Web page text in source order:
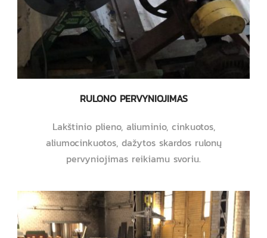
RULONO PERVYNIOJIMAS
Lakštinio plieno, aliuminio, cinkuotos,
aliumocinkuotos, dažytos skardos rulonų
pervyniojimas reikiamu svoriu.